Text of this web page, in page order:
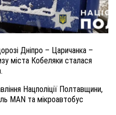
Дніпро – Царичанка –
міста Кобеляки сталася
Нацполіції Полтавщини,
MAN та мікроавтобус